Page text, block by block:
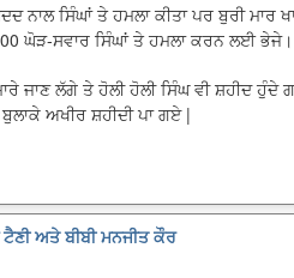
ਨਾਲ ਸਿੰਘਾਂ ਤੇ ਹਮਲਾ ਕੀਤਾ ਪਰ ਬੁਰੀ ਮਾਰ
ਘੋੜ-ਸਵਾਰ ਸਿੰਘਾਂ ਤੇ ਹਮਲਾ ਕਰਨ ਲਈ
ਲੱਗੇ ਤੇ ਹੋਲੀ ਹੋਲੀ ਸਿੰਘ ਵੀ ਸ਼ਹੀਦ ਹੁੰਦੇ
ਅਖੀਰ ਸ਼ਹੀਦੀ ਪਾ ਗਏ |
ਅਤੇ ਬੀਬੀ ਮਨਜੀਤ ਕੌਰ